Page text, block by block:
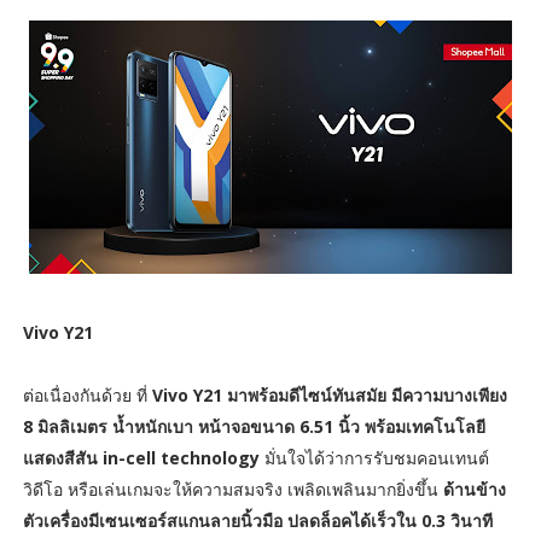
Vivo Y21
ต่อเนื่องกันด้วย ที่ Vivo Y21 มาพร้อมดีไซน์ทันสมัย มีความบางเพียง
8 มิลลิเมตร น้ำหนักเบา หน้าจอขนาด 6.51 นิ้ว พร้อมเทคโนโลยี
แสดงสีสัน in-cell technology มั่นใจได้ว่าการรับชมคอนเทนต์
วิดีโอ หรือเล่นเกมจะให้ความสมจริง เพลิดเพลินมากยิ่งขึ้น ด้านข้าง
ตัวเครื่องมีเซนเซอร์สแกนลายนิ้วมือ ปลดล็อคได้เร็วใน 0.3 วินาที